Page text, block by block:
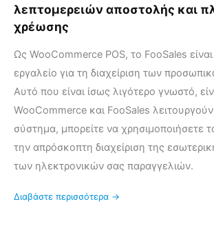
λεπτομερειών αποστολής και
χρέωσης
Ως WooCommerce POS, το FooSales είναι
εργαλείο για τη διαχείριση των
Αυτό που είναι ίσως λιγότερο γνωστό,
WooCommerce και FooSales λειτουργούν
σύστημα, μπορείτε να χρησιμοποιήσετε
την απρόσκοπτη διαχείριση της
των ηλεκτρονικών σας παραγγελιών.
Διαβάστε περισσότερα →